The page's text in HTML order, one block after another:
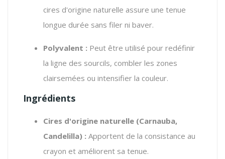
cires d'origine naturelle assure une tenue
longue durée sans filer ni baver.
Polyvalent : Peut être utilisé pour redéfinir
la ligne des sourcils, combler les zones
clairsemées ou intensifier la couleur.
Ingrédients
Cires d'origine naturelle (Carnauba,
Candelilla) : Apportent de la consistance au
crayon et améliorent sa tenue.